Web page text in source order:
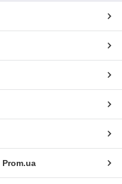
Prom.ua